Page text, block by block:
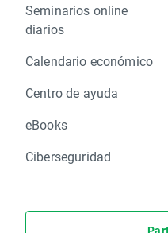
Seminarios online
diarios
Calendario económico
Centro de ayuda
eBooks
Ciberseguridad